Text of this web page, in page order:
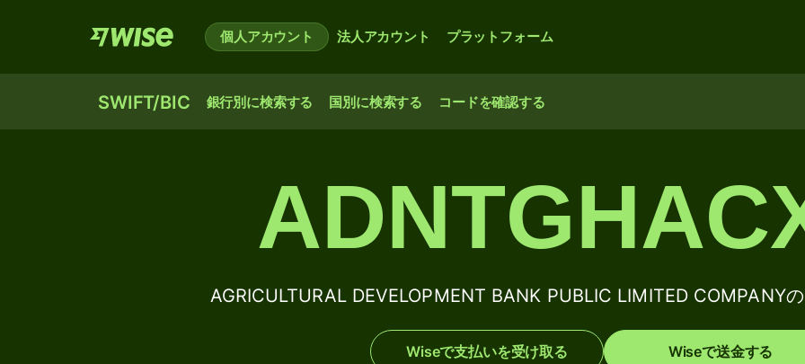
個人アカウント 法人アカウント プラットフォーム
SWIFT/BIC 銀行別に検索する 国別に検索する コードを確認する
AGRICULTURAL DEVELOPMENT BANK PUBLIC LIMITED COMPANY
Wiseで支払いを受け取る Wiseで送金する